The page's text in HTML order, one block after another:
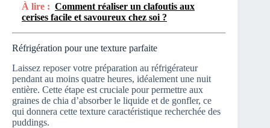
À lire : Comment réaliser un clafoutis aux
cerises facile et savoureux chez soi ?
Réfrigération pour une texture parfaite
Laissez reposer votre préparation au réfrigérateur
pendant au moins quatre heures, idéalement une nuit
entière. Cette étape est cruciale pour permettre aux
graines de chia d’absorber le liquide et de gonfler, ce
qui donnera cette texture caractéristique recherchée des
puddings.